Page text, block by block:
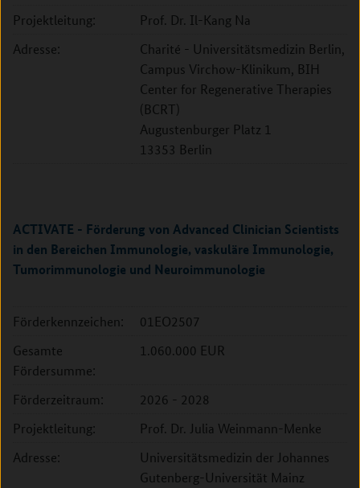
Projektleitung:
Prof. Dr. Il-Kang Na
Adresse:
Charité - Universitätsmedizin Berlin,
Campus Virchow-Klinikum, BIH
Center for Regenerative Therapies
(BCRT)
Augustenburger Platz 1
13353 Berlin
ACTIVATE - Förderung von Advanced Clinician Scientists
in den Bereichen Immunologie, vaskuläre Immunologie,
Tumorimmunologie und Neuroimmunologie
Förderkennzeichen:
01EO2507
Gesamte
Fördersumme:
1.060.000 EUR
Förderzeitraum:
2026 - 2028
Projektleitung:
Prof. Dr. Julia Weinmann-Menke
Adresse:
Universitätsmedizin der Johannes
Gutenberg-Universität Mainz